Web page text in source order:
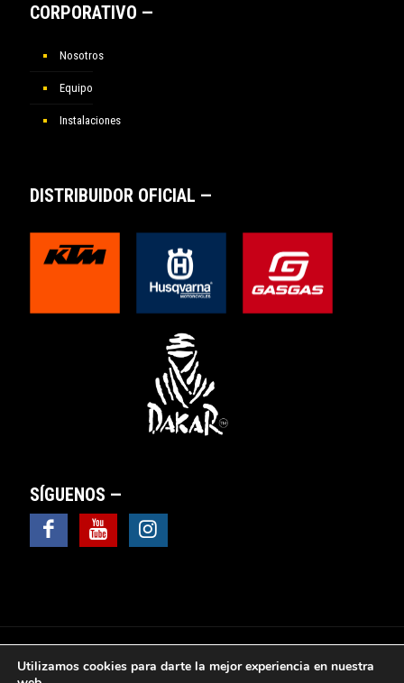
CORPORATIVO —
Nosotros
Equipo
Instalaciones
DISTRIBUIDOR OFICIAL —
SÍGUENOS —
Utilizamos cookies para darte la mejor experiencia en nuestra